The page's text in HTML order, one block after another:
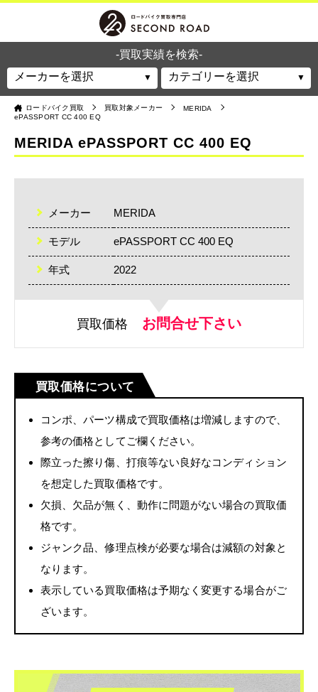
-買取実績を検索-
ロードバイク買取 買取対象メーカー
MERIDA
ePASSPORT CC 400 EQ
MERIDA ePASSPORT CC 400 EQ
メーカー MERIDA
モデル ePASSPORT CC 400 EQ
年式 2022
買取価格 お問合せ下さい
買取価格について
コンポ、パーツ構成で買取価格は増減しますので、
参考の価格としてご欄ください。
際立った擦り傷、打痕等ない良好なコンディション
を想定した買取価格です。
欠損、欠品が無く、動作に問題がない場合の買取価
格です。
ジャンク品、修理点検が必要な場合は減額の対象と
なります。
表示している買取価格は予期なく変更する場合がご
ざいます。